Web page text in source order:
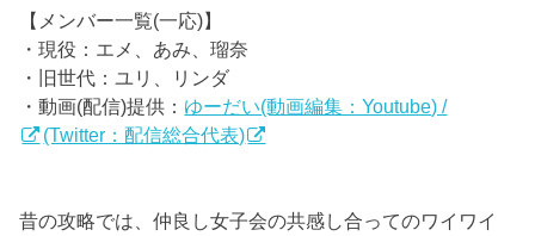
【メンバー一覧(一応)】
・現役：エメ、あみ、瑠奈
・旧世代：ユリ、リンダ
・動画(配信)提供： ゆーだい(動画編集：Youtube) /
(Twitter：配信総合代表)
昔の攻略では、仲良し女子会の共感し合ってのワイワイ